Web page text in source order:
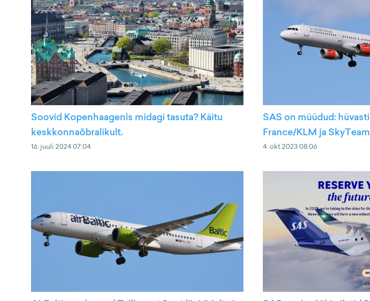
Soovid Kopenhaagenis midagi tasuta? Käitu
keskkonnaõbralikult.
16. juuli 2024 07:04
SAS on müüdud:
France/KLM ja SkyTeam
4. okt 2023 08:06